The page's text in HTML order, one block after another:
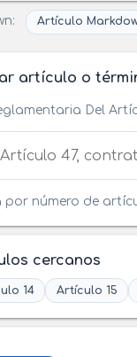
Artículo
artículo o
Del
por número de
cercanos
14 Artículo 15